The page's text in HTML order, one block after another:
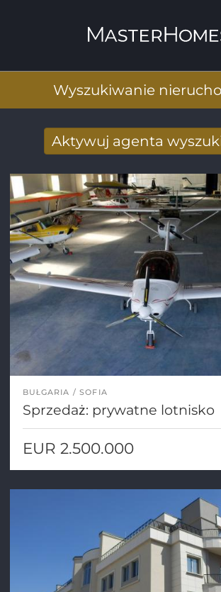
Wyszukiwanie
Aktywuj agenta
drogą mailową
Adres e-mail*
BUŁGARIA SOFIA
Sprzedaż: prywatne lotnisko
EUR 2.500.000